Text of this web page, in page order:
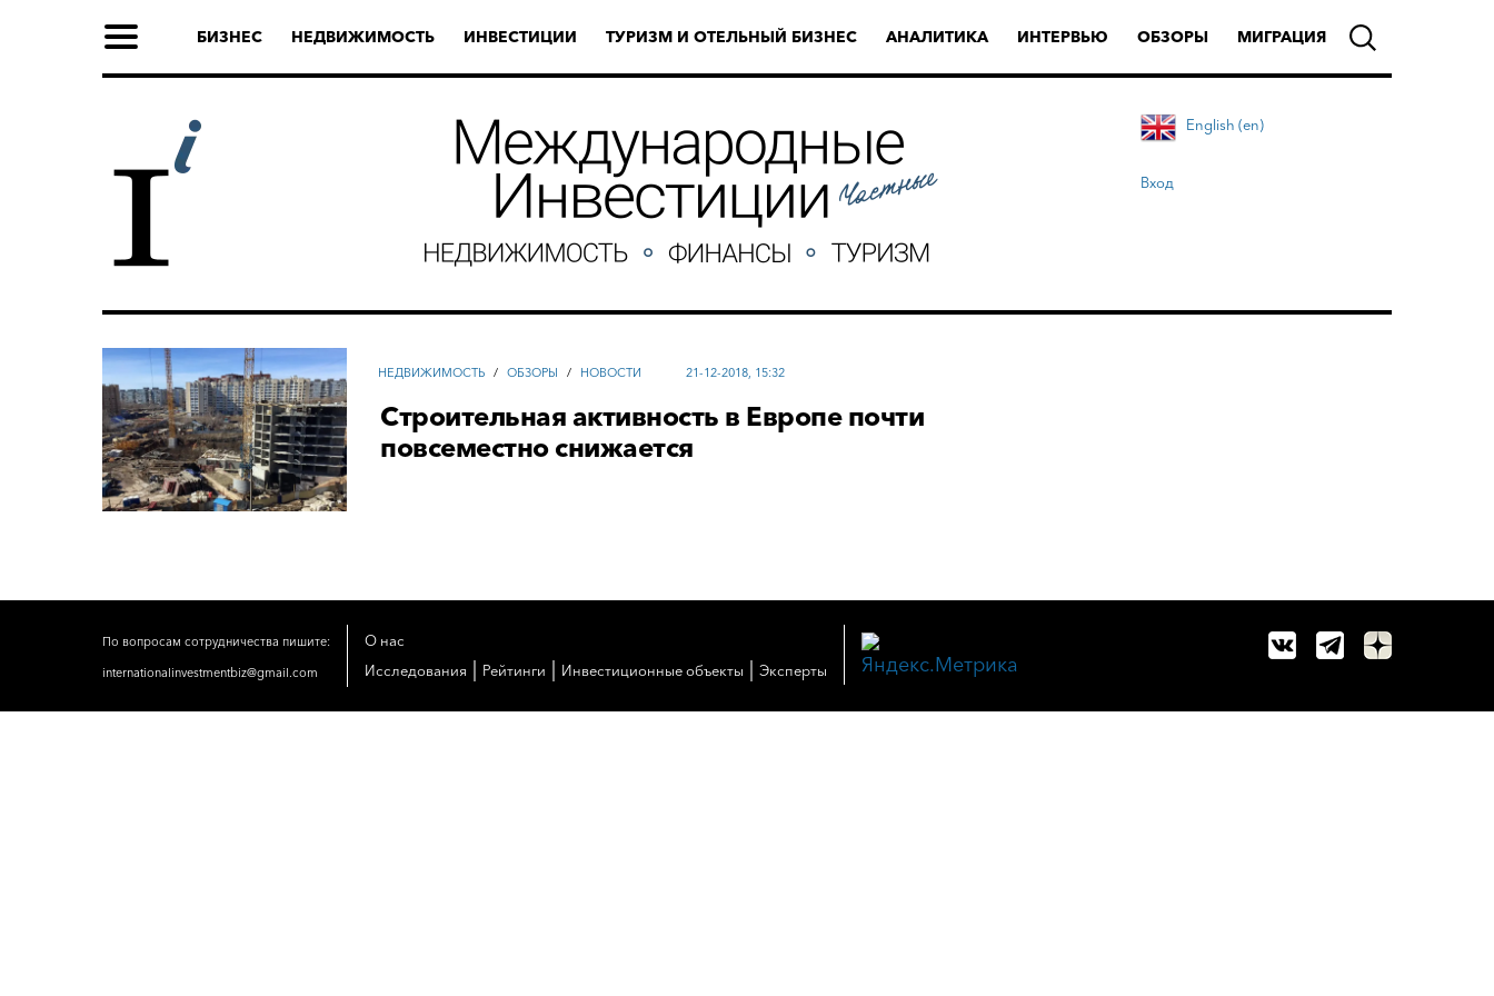
БИЗНЕС НЕДВИЖИМОСТЬ ИНВЕСТИЦИИ ТУРИЗМ И ОТЕЛЬНЫЙ БИЗНЕС АНАЛИТИКА ИНТЕРВЬЮ ОБЗОРЫ МИГРАЦИЯ
English (en)
Вход
НЕДВИЖИМОСТЬ / ОБЗОРЫ / НОВОСТИ 21-12-2018, 15:32
Строительная активность в Европе почти
повсеместно снижается
По вопросам сотрудничества пишите:
internationalinvestmentbiz@gmail.com
О нас
Исследования
Рейтинги Инвестиционные объекты Эксперты